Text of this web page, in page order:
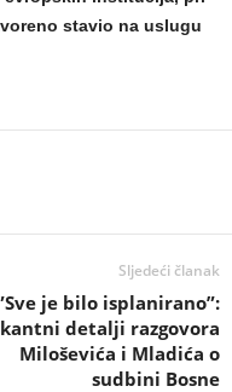
stavio na uslugu
Sljedeći članak
je bilo isplanirano”:
detalji razgovora
Miloševića i Mladića o
sudbini Bosne